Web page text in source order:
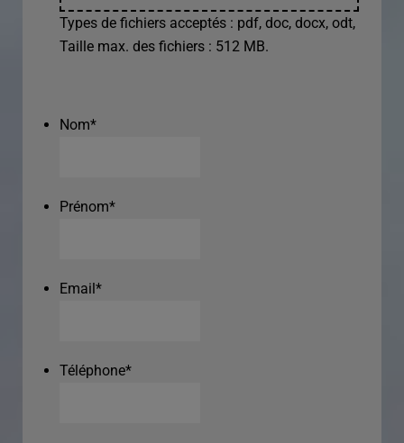
Types de fichiers acceptés : pdf, doc, docx, odt,
Taille max. des fichiers : 512 MB.
Nom*
Prénom*
Email*
Téléphone*